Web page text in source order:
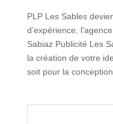
PLP Les Sables
d’expérience,
Sabiaz Publicité Les
la création de votre
soit pour la